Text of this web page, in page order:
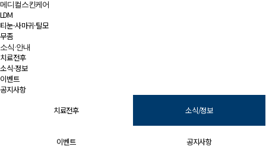
메디컬스킨케어
LDM
티눈·사마귀·탈모
무좀
소식·안내
치료전후
소식·정보
이벤트
공지사항
치료전후
소식/정보
이벤트
공지사항